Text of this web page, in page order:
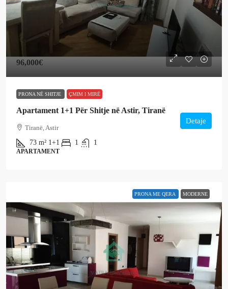
96,000€
PRONA NË SHITJE ÇMIM I MIRË
Apartament 1+1 Për Shitje në Astir, Tiranë
Tiranë, Astir
73 m² 1+1 1 1
APARTAMENT
Detaje
PRONA ME QERA MODERNE